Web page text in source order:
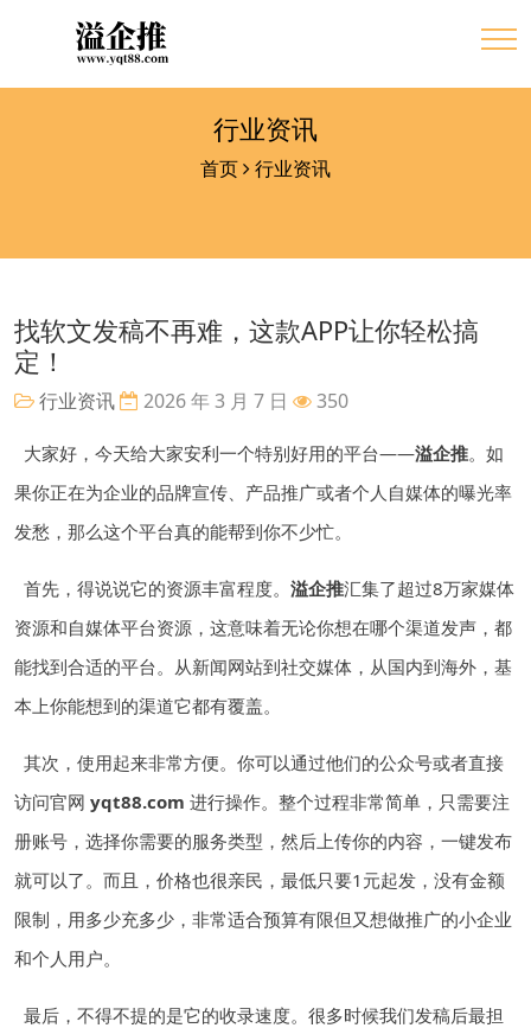
行业资讯
首页 行业资讯
找软文发稿不再难，这款APP让你轻松搞
定！
行业资讯 2026 年 3 月 7 日 350
大家好，今天给大家安利一个特别好用的平台——溢企推。如
果你正在为企业的品牌宣传、产品推广或者个人自媒体的曝光率
发愁，那么这个平台真的能帮到你不少忙。
首先，得说说它的资源丰富程度。 溢企推汇集了超过8万家媒体
资源和自媒体平台资源，这意味着无论你想在哪个渠道发声，都
能找到合适的平台。从新闻网站到社交媒体，从国内到海外，基
本上你能想到的渠道它都有覆盖。
其次，使用起来非常方便。你可以通过他们的公众号或者直接
访问官网 yqt88.com 进行操作。整个过程非常简单，只需要注
册账号，选择你需要的服务类型，然后上传你的内容，一键发布
就可以了。而且，价格也很亲民，最低只要1元起发，没有金额
限制，用多少充多少，非常适合预算有限但又想做推广的小企业
和个人用户。
最后，不得不提的是它的收录速度。很多时候我们发稿后最担